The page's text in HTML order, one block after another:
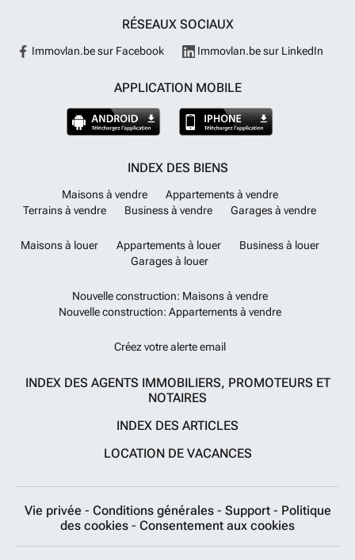
RÉSEAUX SOCIAUX
Immovlan.be sur Facebook Immovlan.be sur LinkedIn
APPLICATION MOBILE
INDEX DES BIENS
Maisons à vendre
Appartements à vendre
Terrains à vendre
Business à vendre Garages à vendre
Maisons à louer Appartements à louer
Business à louer
Garages à louer
Nouvelle construction: Maisons à vendre
Nouvelle construction: Appartements à vendre
Créez votre alerte email
INDEX DES AGENTS IMMOBILIERS, PROMOTEURS ET
NOTAIRES
INDEX DES ARTICLES
LOCATION DE VACANCES
Vie privée - Conditions générales - Support - Politique
des cookies - Consentement aux cookies